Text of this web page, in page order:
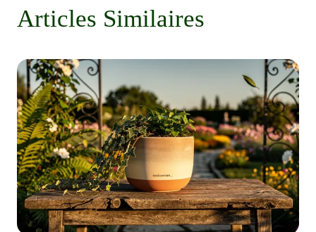
Articles Similaires